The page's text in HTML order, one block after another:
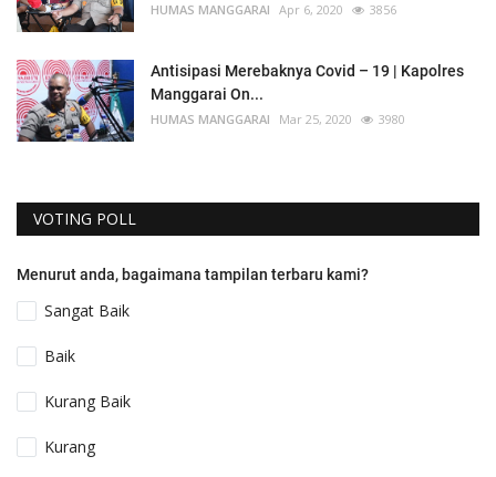
HUMAS MANGGARAI Apr 6, 2020 3856
Antisipasi Merebaknya Covid – 19 | Kapolres
Manggarai On...
HUMAS MANGGARAI Mar 25, 2020 3980
VOTING POLL
Menurut anda, bagaimana tampilan terbaru kami?
Sangat Baik
Baik
Kurang Baik
Kurang